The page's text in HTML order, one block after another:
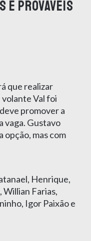
e prováveis
que realizar
Val foi
promover a
vaga. Gustavo
opção, mas com
Henrique,
Willian Farias,
Igor Paixão e